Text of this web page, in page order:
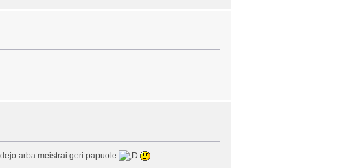
arba meistrai geri papuole